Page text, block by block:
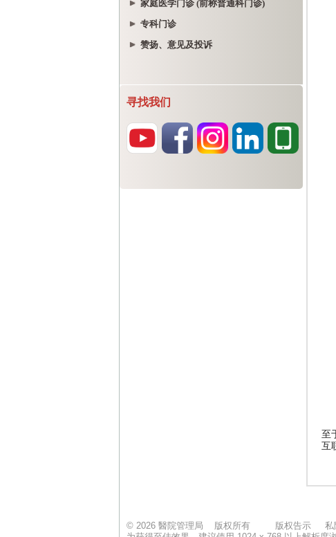
家庭医学门诊 (前称普通科门诊)
专科门诊
赞扬、意见及投诉
寻找我们
© 2026 醫院管理局 版权所有
版权告示 私